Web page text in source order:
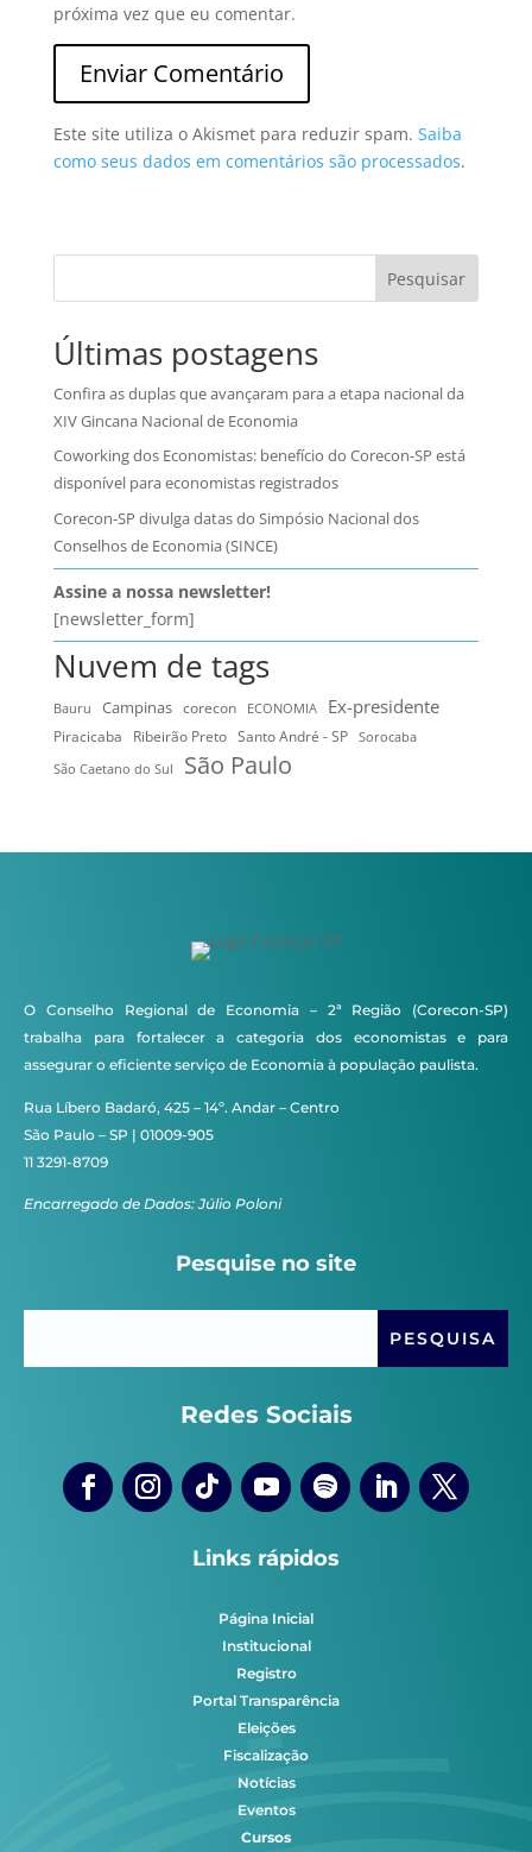
próxima vez que eu comentar.
Este site utiliza o Akismet para reduzir spam. Saiba
como seus dados em comentários são processados.
Pesquisar
Últimas postagens
Confira as duplas que avançaram para a etapa nacional da
XIV Gincana Nacional de Economia
Coworking dos Economistas: benefício do Corecon-SP está
disponível para economistas registrados
Corecon-SP divulga datas do Simpósio Nacional dos
Conselhos de Economia (SINCE)
Assine a nossa newsletter!
[newsletter_form]
Nuvem de tags
Bauru Campinas corecon ECONOMIA Ex-presidente
Piracicaba Ribeirão Preto Santo André - SP
Sorocaba
São Caetano do Sul
São Paulo
O Conselho Regional de Economia – 2ª Região (Corecon-SP)
trabalha para fortalecer a categoria dos economistas e para
assegurar o eficiente serviço de Economia à população paulista.
Rua Líbero Badaró, 425 – 14º. Andar – Centro
São Paulo – SP | 01009-905
11 3291-8709
Encarregado de Dados: Júlio Poloni
Pesquise no site
Redes Sociais
Links rápidos
Página Inicial
Institucional
Registro
Portal Transparência
Eleições
Fiscalização
Notícias
Eventos
Cursos